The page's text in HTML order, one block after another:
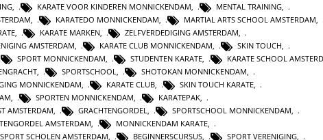
KARATE VOOR KINDEREN MONNICKENDAM MENTAL TRAINING
KARATEDO MONNICKENDAM MARTIAL ARTS SCHOOL AMSTERDAM
KARATE MARKEN ZELFVERDEDIGING AMSTERDAM
AMSTERDAM KARATE CLUB MONNICKENDAM SKIN TOUCH
SPORT MONNICKENDAM STUDENTEN KARATE KARATE SCHOOL
SPORTSCHOOL SHOTOKAN MONNICKENDAM
MONNICKENDAM KARATE CLUB SKIN TOUCH KARATE
, SPORTEN MONNICKENDAM, KARATEPAK,
AMSTERDAM, GRACHTENGORDEL, SPORTSCHOOL MONNICKENDAM,
AMSTERDAM, MONNICKENDAM KARATE,
SPORT SCHOLEN AMSTERDAM, BEGINNERSCURSUS, SPORT VERENIGING,